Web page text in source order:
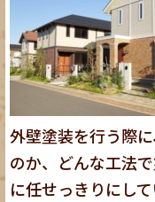
外壁塗装を行う際
のか、どんな工法
に任せっきりにし